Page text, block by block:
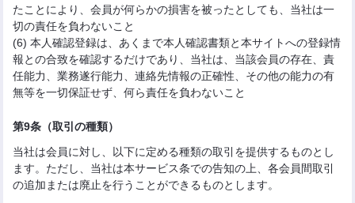
たことにより、会員が何らかの損害を被ったとしても、当社は一
切の責任を負わないこと
(6) 本人確認登録は、あくまで本人確認書類と本サイトへの登録情
報との合致を確認するだけであり、当社は、当該会員の存在、責
任能力、業務遂行能力、連絡先情報の正確性、その他の能力の有
無等を一切保証せず、何ら責任を負わないこと
第9条（取引の種類）
当社は会員に対し、以下に定める種類の取引を提供するものとし
ます。ただし、当社は本サービス条での告知の上、各会員間取引
の追加または廃止を行うことができるものとします。